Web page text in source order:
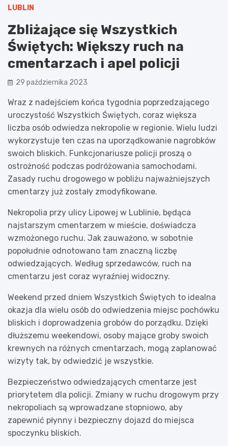
LUBLIN
Zbliżające się Wszystkich
Świętych: Większy ruch na
cmentarzach i apel policji
29 października 2023
Wraz z nadejściem końca tygodnia poprzedzającego
uroczystość Wszystkich Świętych, coraz większa
liczba osób odwiedza nekropolie w regionie. Wielu ludzi
wykorzystuje ten czas na uporządkowanie nagrobków
swoich bliskich. Funkcjonariusze policji proszą o
ostrożność podczas podróżowania samochodami.
Zasady ruchu drogowego w pobliżu najważniejszych
cmentarzy już zostały zmodyfikowane.
Nekropolia przy ulicy Lipowej w Lublinie, będąca
najstarszym cmentarzem w mieście, doświadcza
wzmożonego ruchu. Jak zauważono, w sobotnie
popołudnie odnotowano tam znaczną liczbę
odwiedzających. Według sprzedawców, ruch na
cmentarzu jest coraz wyraźniej widoczny.
Weekend przed dniem Wszystkich Świętych to idealna
okazja dla wielu osób do odwiedzenia miejsc pochówku
bliskich i doprowadzenia grobów do porządku. Dzięki
dłuższemu weekendowi, osoby mające groby swoich
krewnych na różnych cmentarzach, mogą zaplanować
wizyty tak, by odwiedzić je wszystkie.
Bezpieczeństwo odwiedzających cmentarze jest
priorytetem dla policji. Zmiany w ruchu drogowym przy
nekropoliach są wprowadzane stopniowo, aby
zapewnić płynny i bezpieczny dojazd do miejsca
spoczynku bliskich.